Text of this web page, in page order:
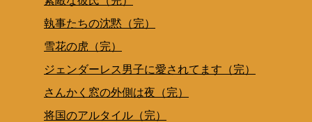
執事たちの沈黙（完）
雪花の虎（完）
ジェンダーレス男子に愛されてます（完）
さんかく窓の外側は夜（完）
将国のアルタイル（完）